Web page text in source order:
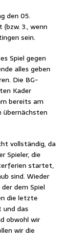
den 05.
3., wenn
sein.
Spiel gegen
alles geben
Die BG-
Kader
bereits am
übernächsten
vollständig, da
Spieler, die
startet,
sind. Wieder
dem Spiel
die letzte
das
obwohl wir
wir die